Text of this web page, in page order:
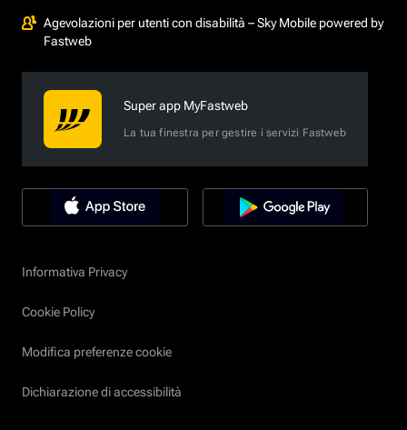
Agevolazioni per utenti con disabilità – Sky Mobile powered by
Fastweb
Super app MyFastweb
La tua finestra per gestire i servizi Fastweb
Informativa Privacy
Cookie Policy
Modifica preferenze cookie
Dichiarazione di accessibilità